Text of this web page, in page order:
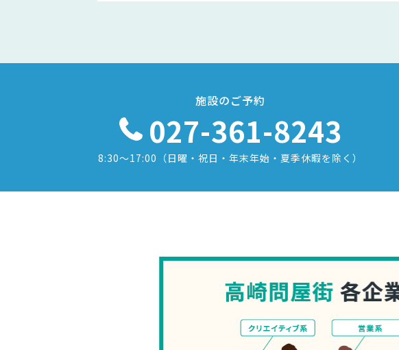
施設のご予約
027-361-8243
8:30〜17:00 （日曜・祝日・年末年始・夏季休暇を除く）